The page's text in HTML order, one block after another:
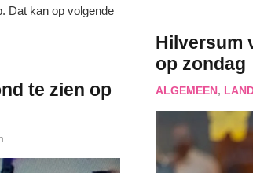
Dat kan op volgende
Hilversum
op zondag
ALGEMEEN ,
te zien op